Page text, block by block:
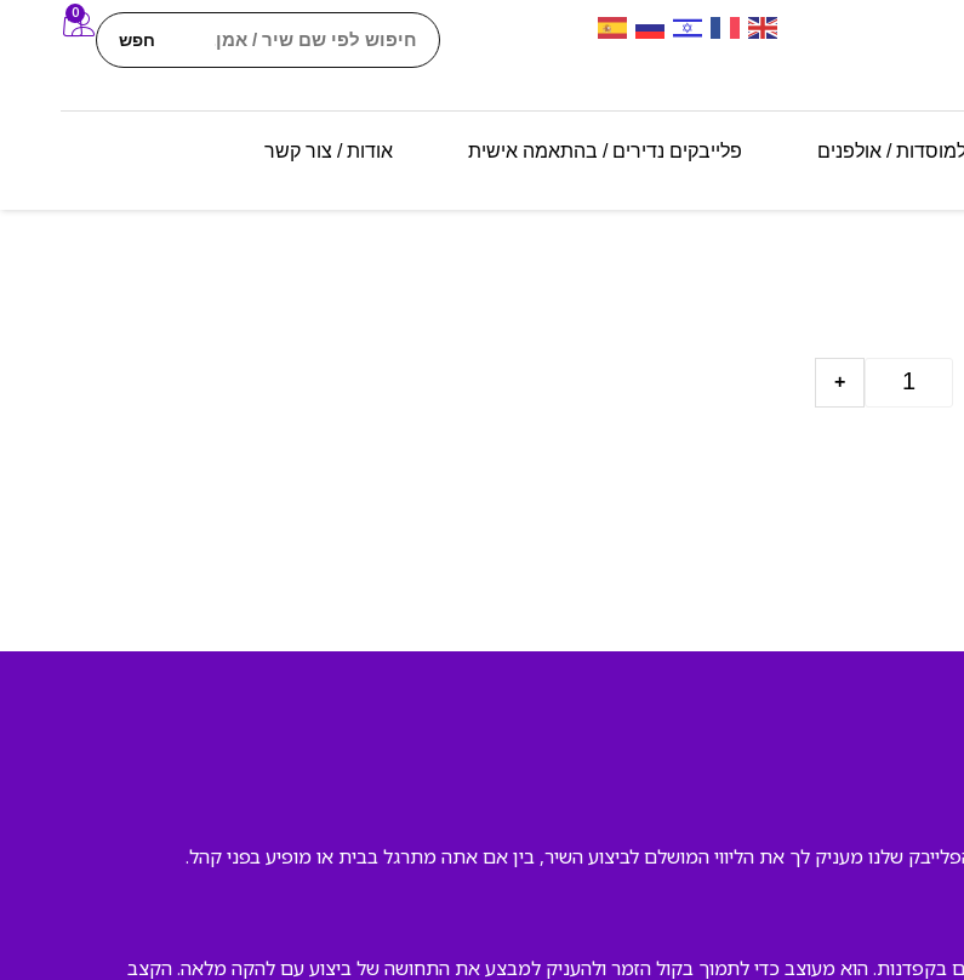
חפש
0
/ אולפנים פלייבקים נדירים / בהתאמה אישית אודות / צור קשר
+
שלנו מעניק לך את הליווי המושלם לביצוע השיר, בין אם אתה מתרגל בבית או מופיע בפני קהל.
בקפדנות. הוא מעוצב כדי לתמוך בקול הזמר ולהעניק למבצע את התחושה של ביצוע עם להקה מלאה. הקצב